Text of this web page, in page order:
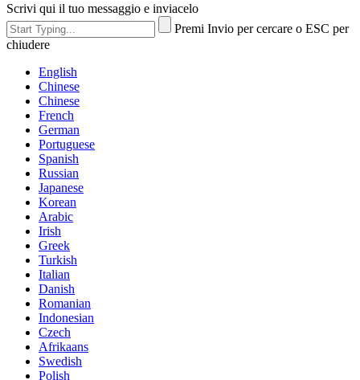
Scrivi qui il tuo messaggio e inviacelo
Premi Invio per cercare o ESC per
chiudere
English
Chinese
Chinese
French
German
Portuguese
Spanish
Russian
Japanese
Korean
Arabic
Irish
Greek
Turkish
Italian
Danish
Romanian
Indonesian
Czech
Afrikaans
Swedish
Polish